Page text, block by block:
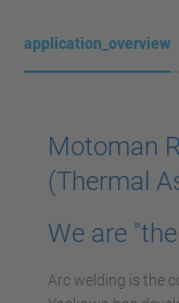
application_overview
Motoman
(Thermal
We are
Arc welding is the